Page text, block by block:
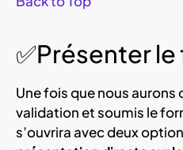
✅Présenter
Une fois que nous aurons
validation et soumis le
s’ouvrira avec deux